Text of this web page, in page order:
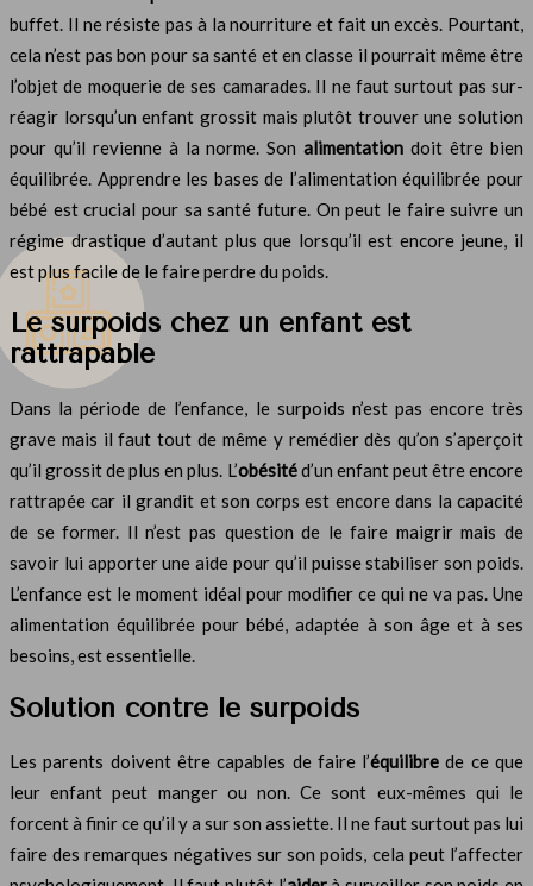
buffet. Il ne résiste pas à la nourriture et fait un excès. Pourtant,
cela n’est pas bon pour sa santé et en classe il pourrait même être
l’objet de moquerie de ses camarades. Il ne faut surtout pas sur-
réagir lorsqu’un enfant grossit mais plutôt trouver une solution
pour qu’il revienne à la norme. Sonalimentation doit être bien
équilibrée. Apprendre les bases de l’alimentation équilibrée pour
bébé est crucial pour sa santé future. On peut le faire suivre un
régime drastique d’autant plus que lorsqu’il est encore jeune, il
est plus facile de le faire perdre du poids.
Le surpoids chez un enfant est
rattrapable
Dans la période de l’enfance, le surpoids n’est pas encore très
grave mais il faut tout de même y remédier dès qu’on s’aperçoit
qu’il grossit de plus en plus. L’obésitéd’un enfant peut être encore
rattrapée car il grandit et son corps est encore dans la capacité
de se former. Il n’est pas question de le faire maigrir mais de
savoir lui apporter une aide pour qu’il puisse stabiliser son poids.
L’enfance est le moment idéal pour modifier ce qui ne va pas. Une
alimentation équilibrée pour bébé, adaptée à son âge et à ses
besoins, est essentielle.
Solution contre le surpoids
Les parents doivent être capables de faire l’équilibre de ce que
leur enfant peut manger ou non. Ce sont eux-mêmes qui le
forcent à finir ce qu’il y a sur son assiette. Il ne faut surtout pas lui
faire des remarques négatives sur son poids, cela peut l’affecter